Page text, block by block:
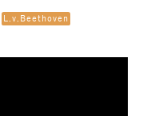
L.v.Beethoven